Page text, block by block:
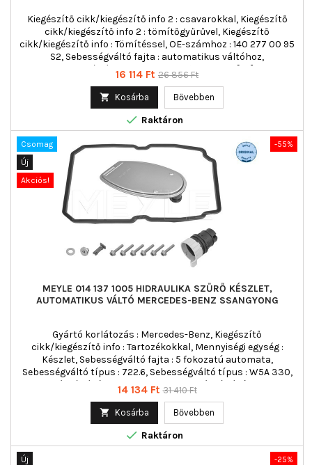
Kiegészítő cikk/kiegészítő info 2 : csavarokkal, Kiegészítő
cikk/kiegészítő info 2 : tömítőgyűrűvel, Kiegészítő
cikk/kiegészítő info : Tömítéssel, OE-számhoz : 140 277 00 95
S2, Sebességváltó fajta : automatikus váltóhoz,
Szervizinformáció figyelembe veendő : , Tömeg [kg] : 0,336
Ár
16 114 Ft Normál
26 856 Ft
 Kosárba Bővebben
 Raktáron
-55%
Csomag
Új
Akciós!
MEYLE 014 137 1005 HIDRAULIKA SZŰRŐ KÉSZLET,
AUTOMATIKUS VÁLTÓ MERCEDES-BENZ SSANGYONG
Gyártó korlátozás : Mercedes-Benz, Kiegészítő
cikk/kiegészítő info : Tartozékokkal, Mennyiségi egység :
Készlet, Sebességváltó fajta : 5 fokozatú automata,
Sebességváltó típus : 722.6, Sebességváltó típus : W5A 330,
Sebességváltó típus : W5A 380, Sebességváltó típus : W5A
580, Sebességváltó típus : W5A 900
Ár
14 134 Ft Normál
31 410 Ft
 Kosárba Bővebben
 Raktáron
-25%
Új